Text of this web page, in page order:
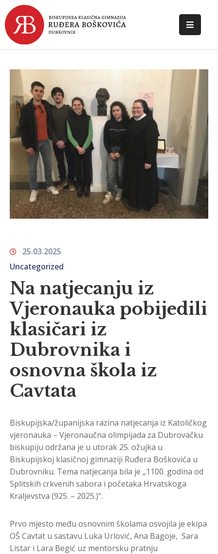
POČETNA
ŠKOLI
DOKUMENTI
NOVOSTI
KONTAKT
25.03.2025
Uncategorized
Na natjecanju iz
Vjeronauka pobijedili
klasičari iz
Dubrovnika i
osnovna škola iz
Cavtata
Biskupijska/županijska razina natjecanja iz Katoličkog
vjeronauka – Vjeronaučna olimpijada za Dubrovačku
biskupiju održana je u utorak 25. ožujka u
Biskupijskoj klasičnoj gimnaziji Ruđera Boškovića u
Dubrovniku. Tema natjecanja bila je „1100. godina od
Splitskih crkvenih sabora i početaka Hrvatskoga
Kraljevstva (925. – 2025.)“.
Prvo mjesto među osnovnim školama osvojila je ekipa
OŠ Cavtat u sastavu Luka Urlović, Ana Bagoje, Sara
Listar i Lara Begić uz mentorsku pratnju